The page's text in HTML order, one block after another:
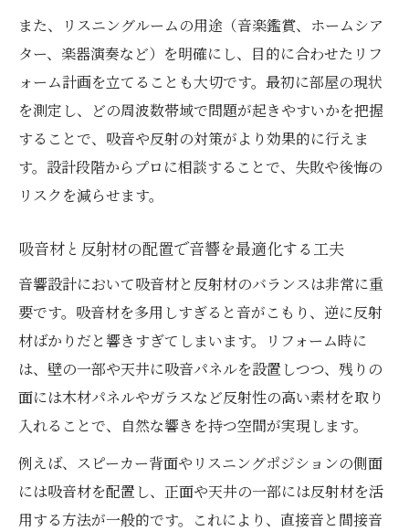
また、リスニングルームの用途（音楽鑑賞、ホームシア
ター、楽器演奏など）を明確にし、目的に合わせたリフ
ォーム計画を立てることも大切です。最初に部屋の現状
を測定し、どの周波数帯域で問題が起きやすいかを把握
することで、吸音や反射の対策がより効果的に行えま
す。設計段階からプロに相談することで、失敗や後悔の
リスクを減らせます。
吸音材と反射材の配置で音響を最適化する工夫
音響設計において吸音材と反射材のバランスは非常に重
要です。吸音材を多用しすぎると音がこもり、逆に反射
材ばかりだと響きすぎてしまいます。リフォーム時に
は、壁の一部や天井に吸音パネルを設置しつつ、残りの
面には木材パネルやガラスなど反射性の高い素材を取り
入れることで、自然な響きを持つ空間が実現します。
例えば、スピーカー背面やリスニングポジションの側面
には吸音材を配置し、正面や天井の一部には反射材を活
用する方法が一般的です。これにより、直接音と間接音